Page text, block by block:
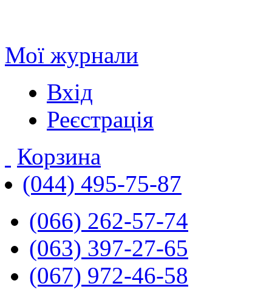
Мої журнали
Вхід
Реєстрація
Корзина
(044) 495-75-87
(066) 262-57-74
(063) 397-27-65
(067) 972-46-58